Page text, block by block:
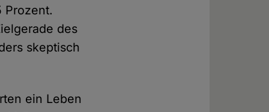
Prozent.
des
skeptisch
ein Leben